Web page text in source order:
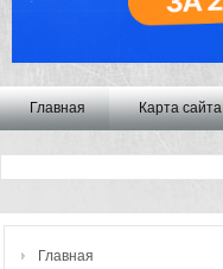
Главная Карта сайта
Главная